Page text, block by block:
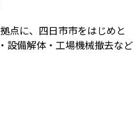
点に、四日市市をはじめと
設備解体・工場機械撤去など